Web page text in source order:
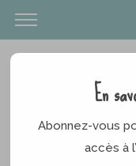
En
Abonnez-vous
accès à